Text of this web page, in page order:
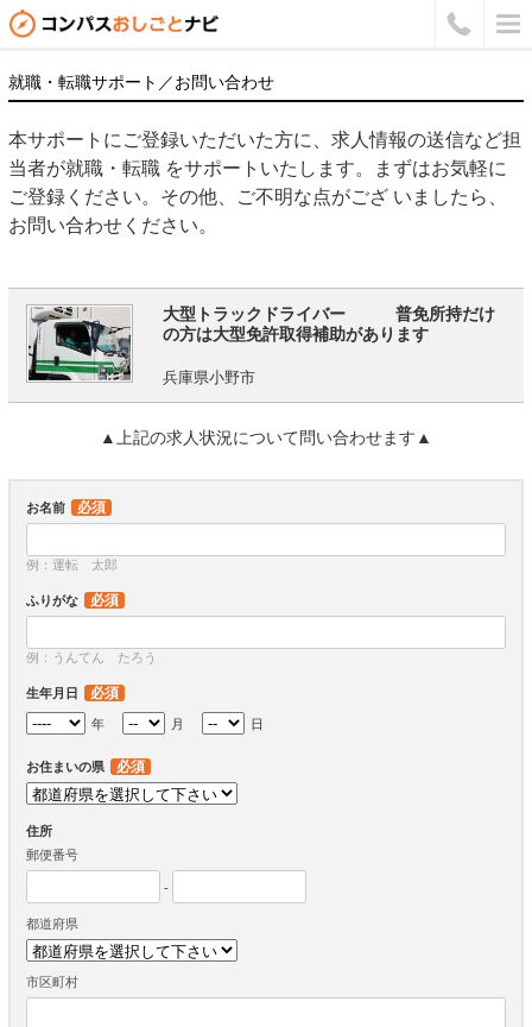
就職・転職サポート／お問い合わせ
本サポートにご登録いただいた方に、求人情報の送信など担
当者が就職・転職 をサポートいたします。まずはお気軽に
ご登録ください。その他、ご不明な点がござ いましたら、
お問い合わせください。
大型トラックドライバー 普免所持だけ
の方は大型免許取得補助があります
兵庫県小野市
▲上記の求人状況について問い合わせます▲
お名前 必須
例：運転 太郎
ふりがな 必須
例：うんてん たろう
生年月日 必須
年 月 日
お住まいの県 必須
住所
郵便番号
-
都道府県
市区町村